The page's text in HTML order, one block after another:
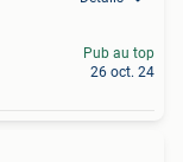
Pub au top
26 oct. 24